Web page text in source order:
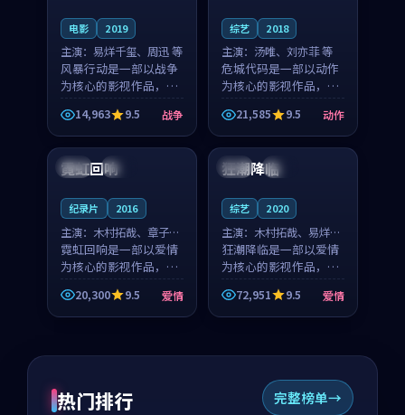
电影 2019
主演： 易烊千玺、周迅 等
风暴行动是一部以战争
为核心的影视作品，围
绕危机、反转与人物成
长展开，整体节奏紧
凑，值得推荐观看。
14,963 9.5 战争
综艺 2018
主演： 汤唯、刘亦菲 等
危城代码是一部以动作
为核心的影视作品，围
绕危机、反转与人物成
长展开，整体节奏紧
凑，值得推荐观看。
21,585 9.5 动作
英国 完结
霓虹回响
纪录片 2016
主演： 木村拓哉、章子怡
等
霓虹回响是一部以爱情
为核心的影视作品，围
绕危机、反转与人物成
长展开，整体节奏紧
凑，值得推荐观看。
20,300 9.5 爱情
中国 杜比
狂潮降临
综艺 2020
主演： 木村拓哉、易烊千
玺 等
狂潮降临是一部以爱情
为核心的影视作品，围
绕危机、反转与人物成
长展开，整体节奏紧
凑，值得推荐观看。
72,951 9.5 爱情
热门排行 完整榜单